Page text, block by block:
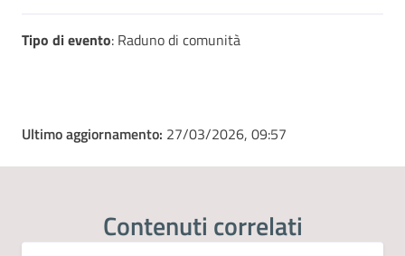
Tipo di evento: Raduno di comunità
Ultimo aggiornamento: 27/03/2026, 09:57
Contenuti correlati